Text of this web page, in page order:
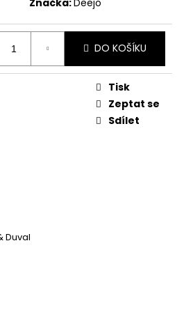
DO KOŠÍKU
Duval
Tisk
Zeptat se
Sdílet